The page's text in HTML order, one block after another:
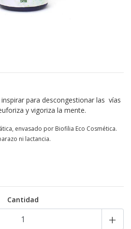
para descongestionar las vías
y vigoriza la mente.
envasado por Biofilia Eco Cosmética.
ni lactancia.
Cantidad
+